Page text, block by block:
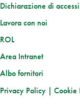
Dichiarazione di
Lavora con noi
ROL
Area Intranet
Albo fornitori
Privacy Policy | Cookie